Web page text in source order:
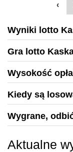
‹
Wyniki lotto
Gra lotto
Wysokość
Kiedy są
Wygrane,
Aktualne